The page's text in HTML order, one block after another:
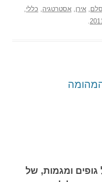
אירן אסטרטגיה כללי
ומגמות, של